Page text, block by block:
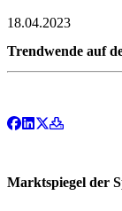
18.04.2023
Trendwende auf
Marktspiegel der